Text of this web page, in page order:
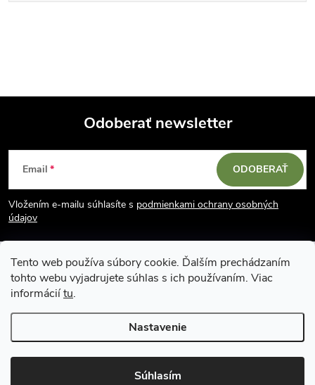
Tento web používa súbory cookie. Ďalším prechádzaním
tohto webu vyjadrujete súhlas s ich používaním. Viac
informáciítu.
Nastavenie
Súhlasím
Z
á
p
ä
e
Odoberať newsletter
Email
Vložením e-mailu súhlasíte s podmienkami ochrany osobných
údajov
ODOBERAŤ
Copyright 2026Vodácky obchod SUN sport. Všetky práva vyhradené.
Upraviť nastavenie cookies